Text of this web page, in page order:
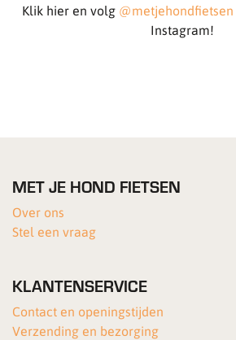
Klik hier en volg @metjehondfietsen
Instagram!
MET JE HOND FIETSEN
Over ons
Stel een vraag
KLANTENSERVICE
Contact en openingstijden
Verzending en bezorging